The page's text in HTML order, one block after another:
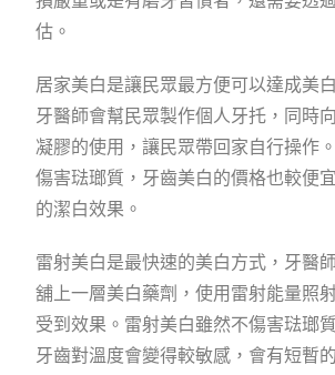
估。
居家美白是讓民眾最方便可以達成美
牙醫師會幫民眾製作個人牙托，同時
凝膠的使用，讓民眾帶回家自行操作
傷害琺瑯質，牙齒美白的價格也較便
的潔白效果。
雷射美白是最快速的美白方式，牙醫
舖上一層美白藥劑，使用雷射能量照
受到效果。雷射美白雖然不傷害琺瑯
牙齒對溫度會變得較敏感，會有短暫